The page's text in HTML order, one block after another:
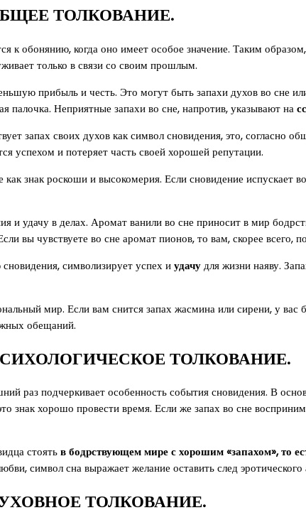
ТОЛКОВАНИЕ.
обонянию, когда оно имеет особое значение. Таким
только в связи со своим прошлым.
прибыль и честь. Это могут быть запахи духов во сне
Неприятные запахи во сне, напротив, указывают на
запах своих духов как символ сновидения, это, согласно
успехом и потеряет часть своей хорошей репутации.
знак роскоши и высокомерия. Если сновидение испускает
удачу в делах. Аромат ванили во сне приносит в мир
вы чувствуете во сне аромат пионов, то вам, скорее всего,
символизирует успех иудачудля жизни наяву.
мир. Если вам снится запах жасмина или сирени, у
обещаний.
ТОЛКОВАНИЕ.
раз подчеркивает особенность события сновидения. В
хорошо провести время. Если же запах во сне
стоятьв бодрствующем мире с хорошим «запахом», то
символ сна выражает желание оставить след
ТОЛКОВАНИЕ.